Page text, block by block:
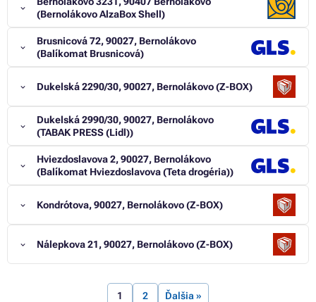
(Bernolákovo AlzaBox Shell)
Brusnicová 72, 90027, Bernolákovo
(Balíkomat Brusnicová)
Dukelská 2290/30, 90027, Bernolákovo (Z-BOX)
Dukelská 2990/30, 90027, Bernolákovo
(TABAK PRESS (Lidl))
Hviezdoslavova 2, 90027, Bernolákovo
(Balíkomat Hviezdoslavova (Teta drogéria))
Kondrótova, 90027, Bernolákovo (Z-BOX)
Nálepkova 21, 90027, Bernolákovo (Z-BOX)
1 2 Ďalšia »